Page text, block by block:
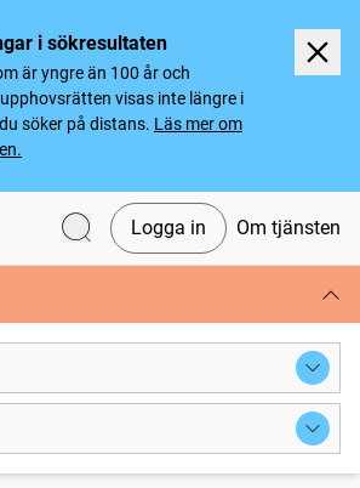
i sökresultaten
är yngre än 100 år och
visas inte längre i
söker på distans. Läs mer om
Logga in Om tjänsten